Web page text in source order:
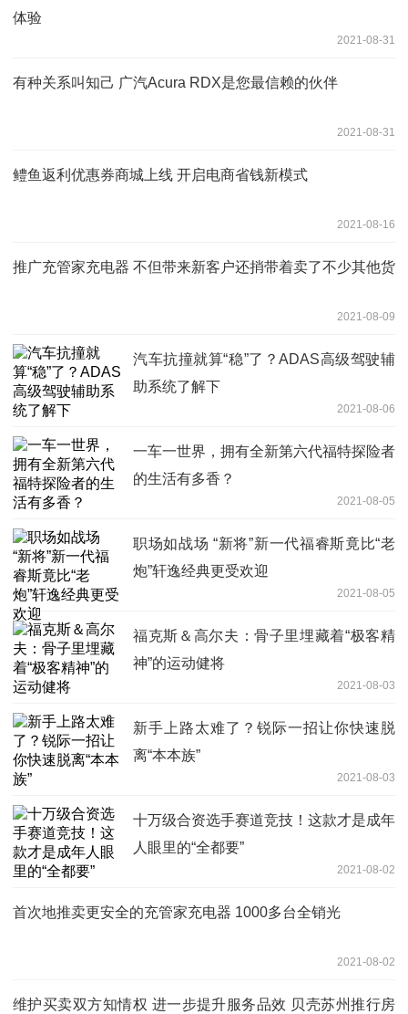
体验
2021-08-31
有种关系叫知己 广汽Acura RDX是您最信赖的伙伴
2021-08-31
鳢鱼返利优惠券商城上线 开启电商省钱新模式
2021-08-16
推广充管家充电器 不但带来新客户还捎带着卖了不少其他货
2021-08-09
汽车抗撞就算“稳”了？ADAS高级驾驶辅
助系统了解下
2021-08-06
一车一世界，拥有全新第六代福特探险者
的生活有多香？
2021-08-05
职场如战场 “新将”新一代福睿斯竟比“老
炮”轩逸经典更受欢迎
2021-08-05
福克斯＆高尔夫：骨子里埋藏着“极客精
神”的运动健将
2021-08-03
新手上路太难了？锐际一招让你快速脱
离“本本族”
2021-08-03
十万级合资选手赛道竞技！这款才是成年
人眼里的“全都要”
2021-08-02
首次地推卖更安全的充管家充电器 1000多台全销光
2021-08-02
维护买卖双方知情权 进一步提升服务品效 贝壳苏州推行房